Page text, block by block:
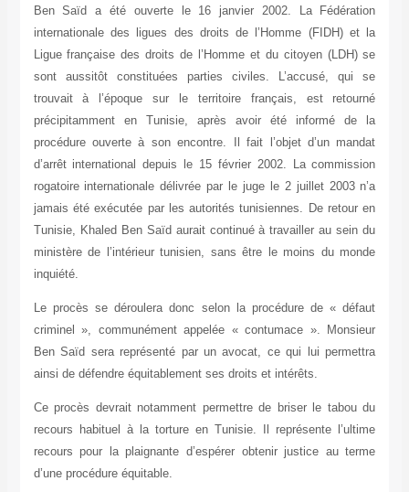
Ben Saïd a été ouverte le 16 janvier 2002. La Fédération
internationale des ligues des droits de l’Homme (FIDH) et la
Ligue française des droits de l’Homme et du citoyen (LDH) se
sont aussitôt constituées parties civiles. L’accusé, qui se
trouvait à l’époque sur le territoire français, est retourné
précipitamment en Tunisie, après avoir été informé de la
procédure ouverte à son encontre. Il fait l’objet d’un mandat
d’arrêt international depuis le 15 février 2002. La commission
rogatoire internationale délivrée par le juge le 2 juillet 2003 n’a
jamais été exécutée par les autorités tunisiennes. De retour en
Tunisie, Khaled Ben Saïd aurait continué à travailler au sein du
ministère de l’intérieur tunisien, sans être le moins du monde
inquiété.
Le procès se déroulera donc selon la procédure de « défaut
criminel », communément appelée « contumace ». Monsieur
Ben Saïd sera représenté par un avocat, ce qui lui permettra
ainsi de défendre équitablement ses droits et intérêts.
Ce procès devrait notamment permettre de briser le tabou du
recours habituel à la torture en Tunisie. Il représente l’ultime
recours pour la plaignante d’espérer obtenir justice au terme
d’une procédure équitable.